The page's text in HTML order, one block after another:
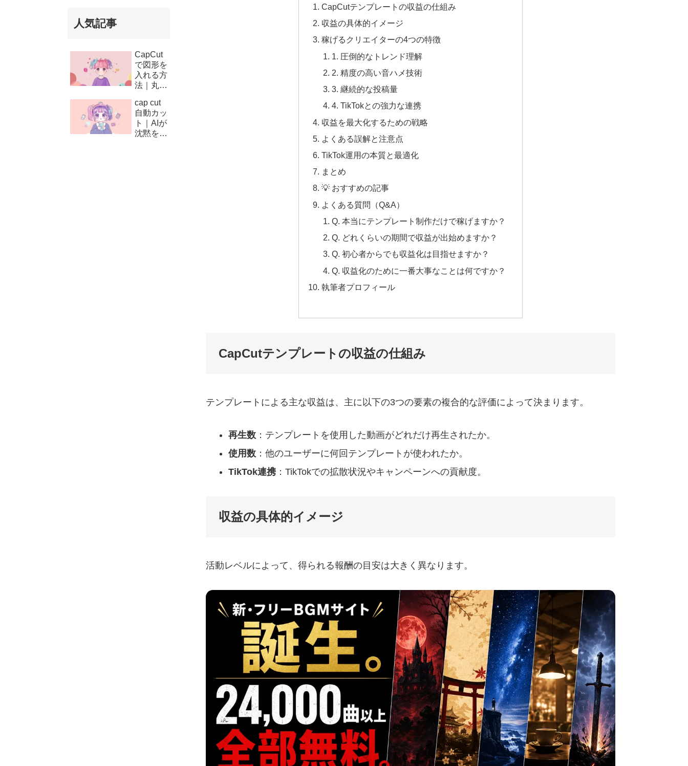
CapCutテンプレートの収益の仕組み
収益の具体的イメージ
稼げるクリエイターの4つの特徴
1. 圧倒的なトレンド理解
2. 精度の高い音ハメ技術
3. 継続的な投稿量
4. TikTokとの強力な連携
収益を最大化するための戦略
よくある誤解と注意点
TikTok運用の本質と最適化
まとめ
💡 おすすめの記事
よくある質問（Q&A）
Q. 本当にテンプレート制作だけで稼げますか？
Q. どれくらいの期間で収益が出始めますか？
Q. 初心者からでも収益化は目指せますか？
Q. 収益化のために一番大事なことは何ですか？
執筆者プロフィール
CapCutテンプレートの収益の仕組み
テンプレートによる主な収益は、主に以下の3つの要素の複合的な評価によって決まります。
再生数：テンプレートを使用した動画がどれだけ再生されたか。
使用数：他のユーザーに何回テンプレートが使われたか。
TikTok連携：TikTokでの拡散状況やキャンペーンへの貢献度。
収益の具体的イメージ
活動レベルによって、得られる報酬の目安は大きく異なります。
人気記事
CapCut
で図形を
入れる方
法｜丸・
角の使い
方と編集
テクニッ
ク
cap cut
自動カッ
ト｜AIが
沈黙をカ